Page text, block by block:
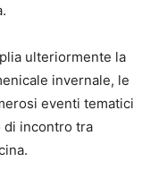
ulteriormente la
invernale, le
eventi tematici
di incontro tra